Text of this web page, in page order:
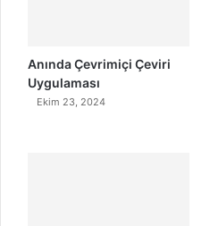
Anında Çevrimiçi Çeviri
Uygulaması
Ekim 23, 2024